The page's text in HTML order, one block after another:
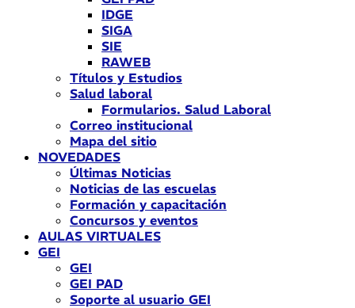
IDGE
SIGA
SIE
RAWEB
Títulos y Estudios
Salud laboral
Formularios. Salud Laboral
Correo institucional
Mapa del sitio
NOVEDADES
Últimas Noticias
Noticias de las escuelas
Formación y capacitación
Concursos y eventos
AULAS VIRTUALES
GEI
GEI
GEI PAD
Soporte al usuario GEI